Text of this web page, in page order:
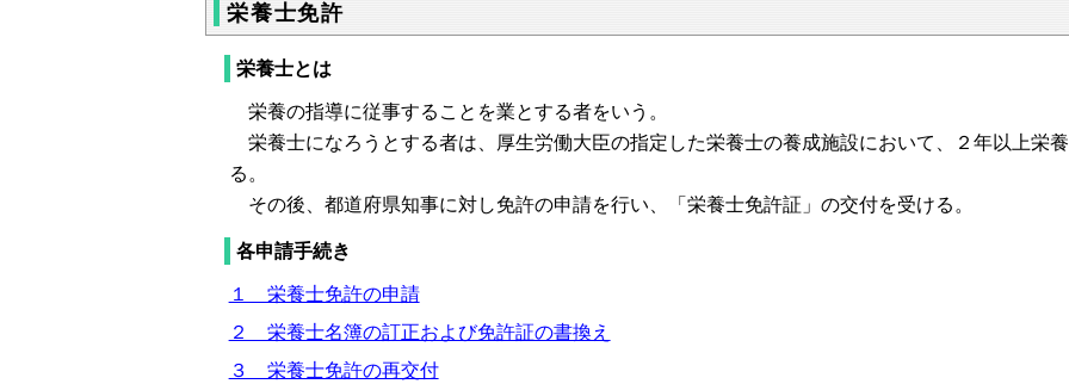
栄養士免許
栄養士とは
栄養の指導に従事することを業とする者をいう。
栄養士になろうとする者は、厚生労働大臣の指定した栄養士の養成施設において、２年以上栄
る。
その後、都道府県知事に対し免許の申請を行い、「栄養士免許証」の交付を受ける。
各申請手続き
１ 栄養士免許の申請
２ 栄養士名簿の訂正および免許証の書換え
３ 栄養士免許の再交付